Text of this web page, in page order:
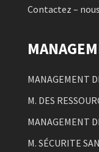
Contactez – nous
MANAGEMENT
M. DES
MANAGEMENT
M. SÉCURITE